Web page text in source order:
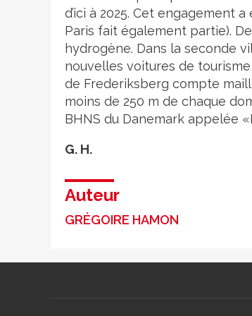
d’ici à 2025. Cet engagement
Paris fait également partie).
hydrogène. Dans la seconde
nouvelles voitures de
de Frederiksberg compte
moins de 250 m de chaque
BHNS du Danemark appelée
G. H.
Auteur
GRÉGOIRE HAMON